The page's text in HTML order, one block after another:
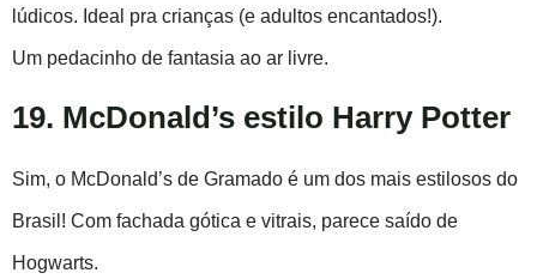
lúdicos. Ideal pra crianças (e adultos encantados!).
Um pedacinho de fantasia ao ar livre.
19. McDonald’s estilo Harry Potter
Sim, o McDonald’s de Gramado é um dos mais estilosos do
Brasil! Com fachada gótica e vitrais, parece saído de
Hogwarts.